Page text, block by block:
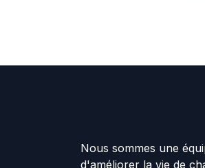
Nous sommes une
d'améliorer la vie de